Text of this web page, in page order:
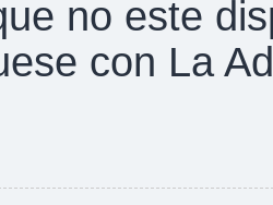
no este
con La